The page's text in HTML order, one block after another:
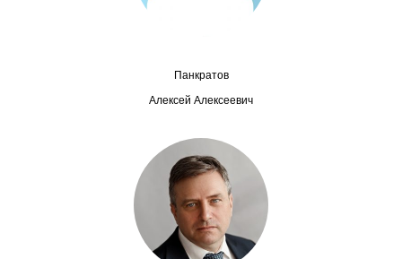
Информация для авторов
Общие требования
Стандарты оформления
Научные труды
О журнале
Панкратов
Алексей Алексеевич